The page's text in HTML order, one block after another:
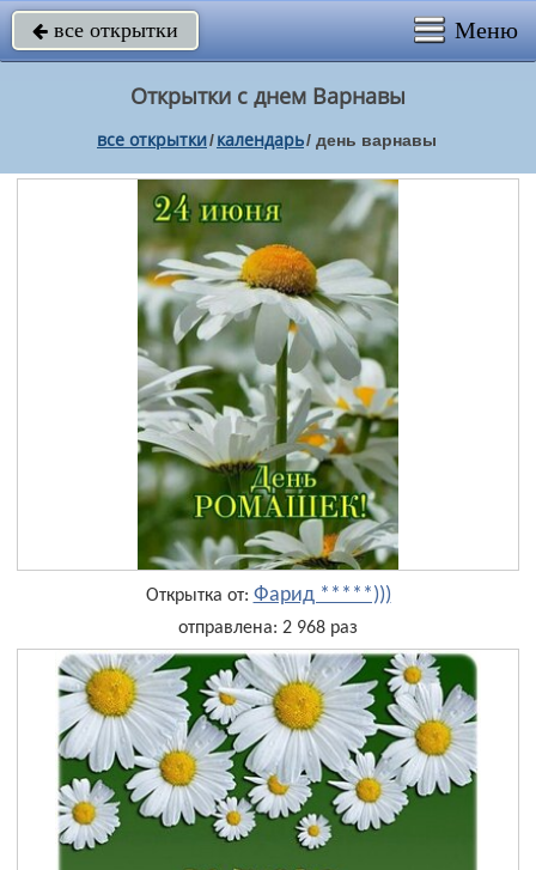
 все открытки Меню
Открытки с днем Варнавы
все открытки/календарь/ день варнавы
Открытка от: Фарид *****)))
отправлена: 2 968 раз